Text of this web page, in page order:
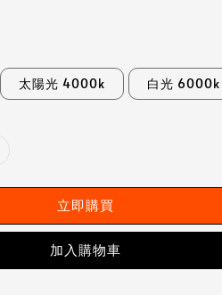
太陽光 4000k 白光 6000k
立即購買
加入購物車